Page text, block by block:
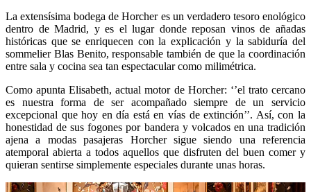
La extensísima bodega de Horcher es un verdadero tesoro enológico
dentro de Madrid, y es el lugar donde reposan vinos de añadas
históricas que se enriquecen con la explicación y la sabiduría del
sommelier Blas Benito, responsable también de que la coordinación
entre sala y cocina sea tan espectacular como milimétrica.
Como apunta Elisabeth, actual motor de Horcher: ‘’el trato cercano
es nuestra forma de ser acompañado siempre de un servicio
excepcional que hoy en día está en vías de extinción’’. Así, con la
honestidad de sus fogones por bandera y volcados en una tradición
ajena a modas pasajeras Horcher sigue siendo una referencia
atemporal abierta a todos aquellos que disfruten del buen comer y
quieran sentirse simplemente especiales durante unas horas.